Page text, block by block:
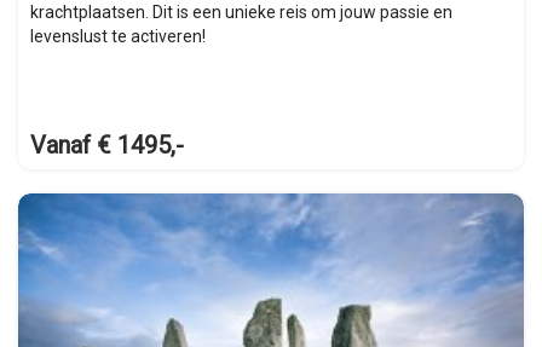
krachtplaatsen. Dit is een unieke reis om jouw passie en
levenslust te activeren!
Vanaf € 1495,-